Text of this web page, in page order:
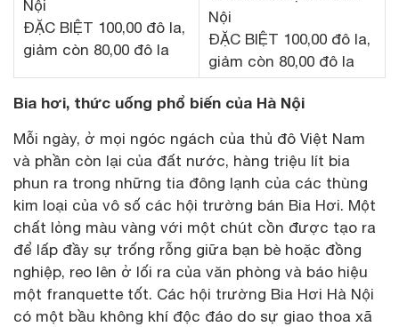
Nội
ĐẶC BIỆT 100,00 đô la,
giảm còn 80,00 đô la
Nội
ĐẶC BIỆT 100,00 đô la,
giảm còn 80,00 đô la
Bia hơi, thức uống phổ biến của Hà Nội
Mỗi ngày, ở mọi ngóc ngách của thủ đô Việt Nam
và phần còn lại của đất nước, hàng triệu lít bia
phun ra trong những tia đông lạnh của các thùng
kim loại của vô số các hội trường bán Bia Hơi. Một
chất lỏng màu vàng với một chút cồn được tạo ra
để lấp đầy sự trống rỗng giữa bạn bè hoặc đồng
nghiệp, reo lên ở lối ra của văn phòng và báo hiệu
một franquette tốt. Các hội trường Bia Hơi Hà Nội
có một bầu không khí độc đáo do sự giao thoa xã